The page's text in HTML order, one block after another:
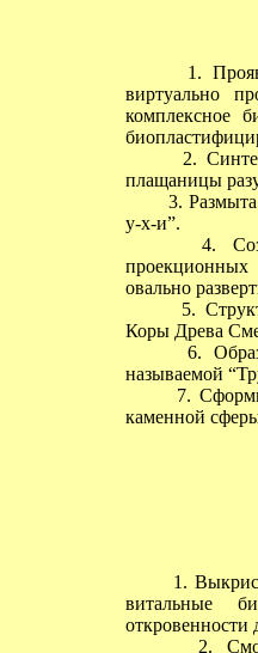
1.
виртуально
комплексное
2.
плащаницы
3. Размыта
у-х-и”.
4.
проекционных
овально
5.
Коры Древа
6.
называемой
7.
каменной
1.
витальные
2.